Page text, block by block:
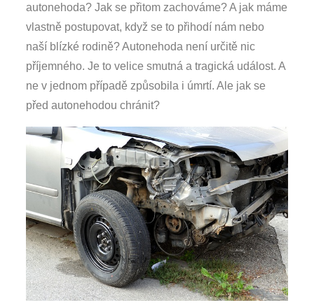
autonehoda? Jak se přitom zachováme? A jak máme
vlastně postupovat, když se to přihodí nám nebo
naší blízké rodině? Autonehoda není určitě nic
příjemného. Je to velice smutná a tragická událost. A
ne v jednom případě způsobila i úmrtí. Ale jak se
před autonehodou chránit?